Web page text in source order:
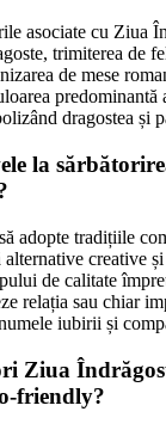
asociate cu Ziua
trimiterea de
de mese
predominantă
dragostea și
la
adopte tradițiile
creative
de calitate
relația sau chiar
iubirii și
Ziua
friendly?